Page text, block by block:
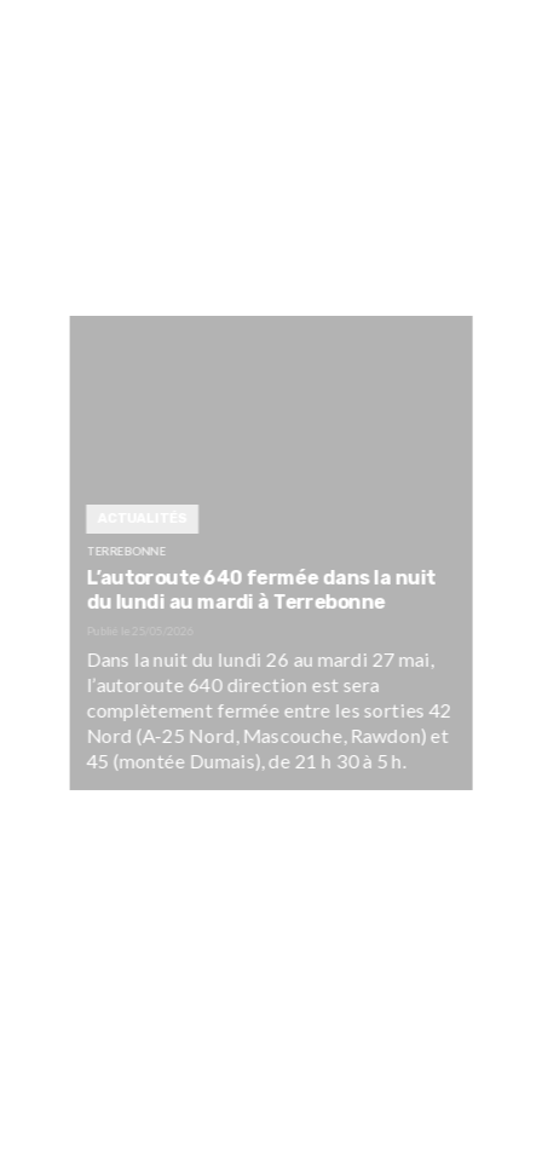
TERREBONNE
L’autoroute 640 fermée dans la nuit
du lundi au mardi à Terrebonne
Dans la nuit du lundi 26 au mardi 27 mai,
l’autoroute 640 direction est sera
complètement fermée entre les sorties 42
Nord (A-25 Nord, Mascouche, Rawdon) et
45 (montée Dumais), de 21 h 30 à 5 h.